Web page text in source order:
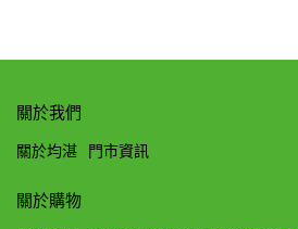
關於我們
關於均湛 門市資訊
關於購物